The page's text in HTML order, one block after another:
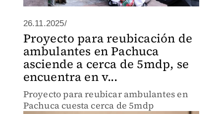
26.11.2025/
Proyecto para reubicación de
ambulantes en Pachuca
asciende a cerca de 5mdp, se
encuentra en v...
Proyecto para reubicar ambulantes en
Pachuca cuesta cerca de 5mdp